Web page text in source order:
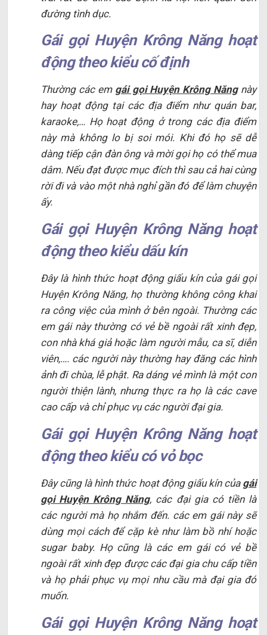
đường tình dục.
Gái gọi Huyện Krông Năng hoạt
động theo kiểu cố định
Thường các em gái gọi Huyện Krông Năngnày
hay hoạt động tại các địa điểm như quán bar,
karaoke,… Họ hoạt động ở trong các địa điểm
này mà không lo bị soi mói. Khi đó họ sẽ dễ
dàng tiếp cận đàn ông và mời gọi họ có thể mua
dâm. Nếu đạt được mục đích thì sau cả hai cùng
rời đi và vào một nhà nghỉ gần đó để làm chuyện
ấy.
Gái gọi Huyện Krông Năng hoạt
động theo kiểu dấu kín
Đây là hình thức hoạt động giấu kín của gái gọi
Huyện Krông Năng, họ thường không công khai
ra công việc của mình ở bên ngoài. Thường các
em gái này thường có vẻ bề ngoài rất xinh đẹp,
con nhà khá giả hoặc làm người mẫu, ca sĩ, diễn
viên,…. các người này thường hay đăng các hình
ảnh đi chùa, lễ phật. Ra dáng vẻ mình là một con
người thiện lành, nhưng thực ra họ là các cave
cao cấp và chỉ phục vụ các người đại gia.
Gái gọi Huyện Krông Năng hoạt
động theo kiểu có vỏ bọc
Đây cũng là hình thức hoạt động giấu kín của gái
gọi Huyện Krông Năng, các đại gia có tiền là
các người mà họ nhắm đến. các em gái này sẽ
dùng mọi cách để cặp kè như làm bồ nhí hoặc
sugar baby. Họ cũng là các em gái có vẻ bề
ngoài rất xinh đẹp được các đại gia chu cấp tiền
và họ phải phục vụ mọi nhu cầu mà đại gia đó
muốn.
Gái gọi Huyện Krông Năng hoạt